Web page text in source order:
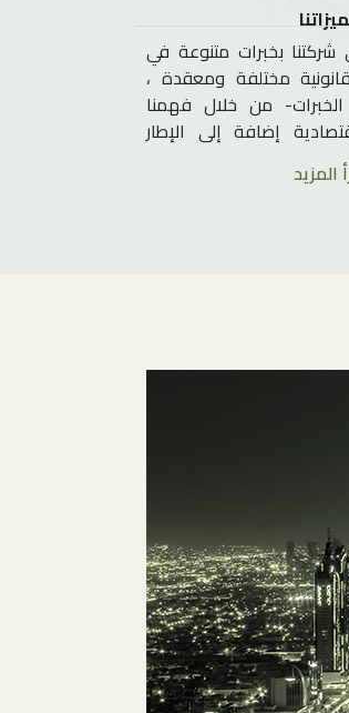
المزيد
بخبرات متنوعة في
مختلفة ومعقدة ،
من خلال فهمنا
إضافة إلى الإطار
وكذلك الثقافة
.
القانونية داخل